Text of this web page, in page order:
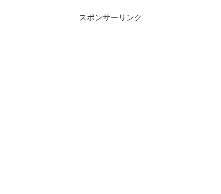
スポンサーリンク